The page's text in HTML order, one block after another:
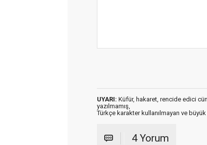
UYARI: Küfür, hakaret, rencide edici
yazılmamış,
Türkçe karakter kullanılmayan ve
4 Yorum